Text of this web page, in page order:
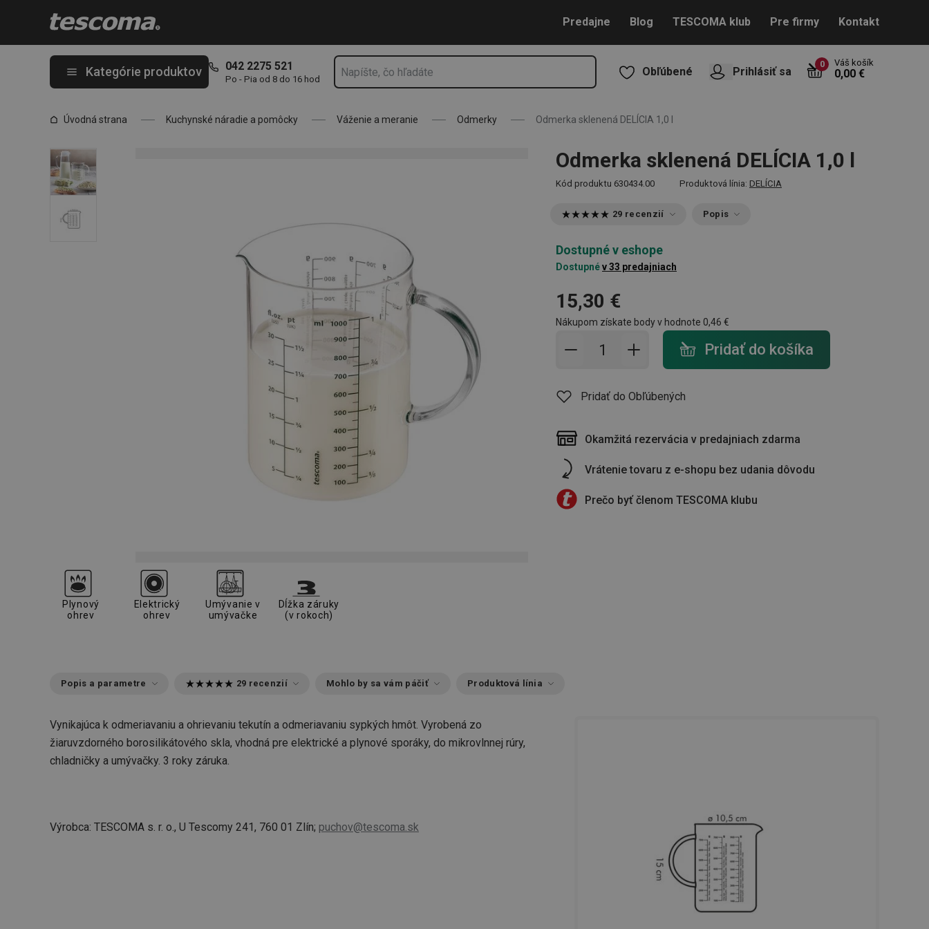
Predajne Blog TESCOMA klub Pre firmy Kontakt
Kategórie produktov 042 2275 521
Po - Pia od 8 do 16 hod
Obľúbené Prihlásiť sa
0 Váš košík
0,00 €
Úvodná strana Kuchynské náradie a pomôcky Váženie a meranie Odmerky Odmerka sklenená DELÍCIA 1,0 l
Odmerka sklenená DELÍCIA 1,0 l
Kód produktu 630434.00 Produktová línia: DELÍCIA
29 recenzií Popis
Dostupné v eshope
Dostupnév 33 predajniach
15,30 €
Nákupom získate body v hodnote 0,46 €
Pridať do košíka - počet
Pridať do košíka
Pridať do Obľúbených
Okamžitá rezervácia v predajniach zdarma
Vrátenie tovaru z e-shopu bez udania dôvodu
Prečo byť členom TESCOMA klubu
Plynový
ohrev
Elektrický
ohrev
Umývanie v
umývačke
Dĺžka záruky
(v rokoch)
Popis a parametre 29 recenzií Mohlo by sa vám páčiť Produktová línia
Vynikajúca k odmeriavaniu a ohrievaniu tekutín a odmeriavaniu sypkých hmôt. Vyrobená zo
žiaruvzdorného borosilikátového skla, vhodná pre elektrické a plynové sporáky, do mikrovlnnej rúry,
chladničky a umývačky. 3 roky záruka.
Výrobca: TESCOMA s. r. o., U Tescomy 241, 760 01 Zlín; puchov@tescoma.sk